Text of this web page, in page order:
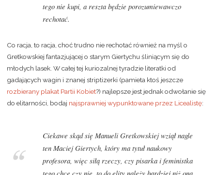
tego nie kupi, a reszta będzie porozumiewawczo
rechotać.
Co racja, to racja, choć trudno nie rechotać również na myśl o
Gretkowskiej fantazjującej o starym Giertychu śliniącym się do
młodych lasek. W całej tej kuriozalnej tyradzie literatki od
gadających wagin i znanej striptizerki (pamieta ktoś jeszcze
rozbierany plakat Partii Kobiet?) najlepsze jest jednak odwołanie się
do elitarności, bodaj najsprawniej wypunktowane przez Licealistę:
Ciekawe skąd się Manueli Gretkowskiej wziął nagle
ten Maciej Giertych, który ma tytuł naukowy
profesora, więc siłą rzeczy, czy pisarka i feministka